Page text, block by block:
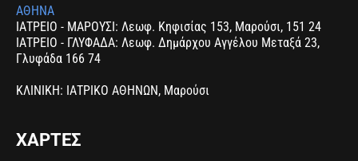
ΑΘΗΝΑ
ΙΑΤΡΕΙΟ - ΜΑΡΟΥΣΙ: Λεωφ. Κηφισίας 153, Μαρούσι, 151 24
ΙΑΤΡΕΙΟ - ΓΛΥΦΑΔΑ: Λεωφ. Δημάρχου Αγγέλου Μεταξά 23,
Γλυφάδα 166 74
ΚΛΙΝΙΚΗ: ΙΑΤΡΙΚΟ ΑΘΗΝΩΝ, Μαρούσι
ΧΑΡΤΕΣ